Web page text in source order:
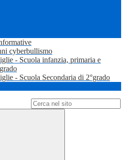
cyberbullismo
- Scuola infanzia, primaria e
- Scuola Secondaria di 2°grado